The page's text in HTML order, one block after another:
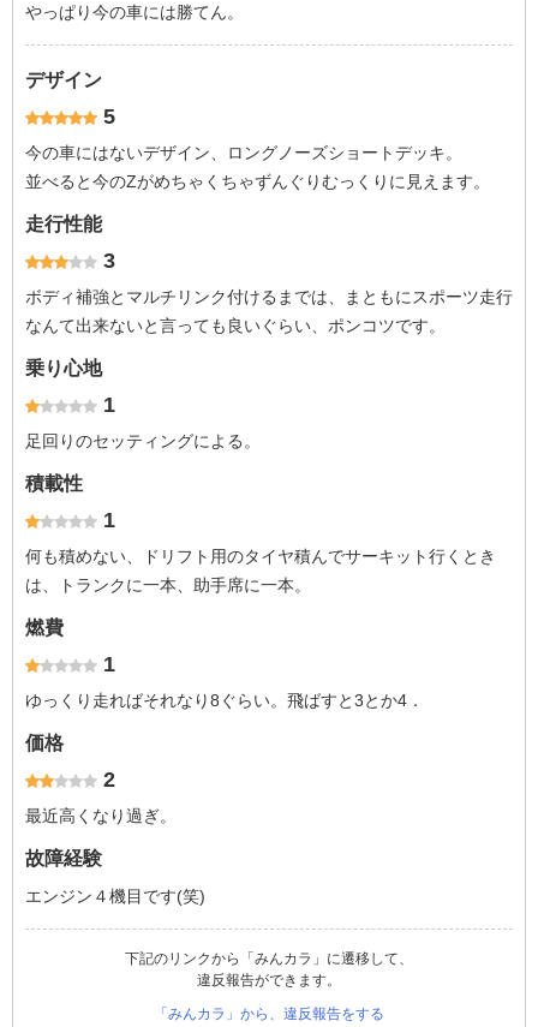
やっぱり今の車には勝てん。
デザイン
5
今の車にはないデザイン、ロングノーズショートデッキ。
並べると今のZがめちゃくちゃずんぐりむっくりに見えます。
走行性能
3
ボディ補強とマルチリンク付けるまでは、まともにスポーツ走行
なんて出来ないと言っても良いぐらい、ポンコツです。
乗り心地
1
足回りのセッティングによる。
積載性
1
何も積めない、ドリフト用のタイヤ積んでサーキット行くとき
は、トランクに一本、助手席に一本。
燃費
1
ゆっくり走ればそれなり8ぐらい。飛ばすと3とか4．
価格
2
最近高くなり過ぎ。
故障経験
エンジン４機目です(笑)
下記のリンクから「みんカラ」に遷移して、
違反報告ができます。
「みんカラ」から、違反報告をする